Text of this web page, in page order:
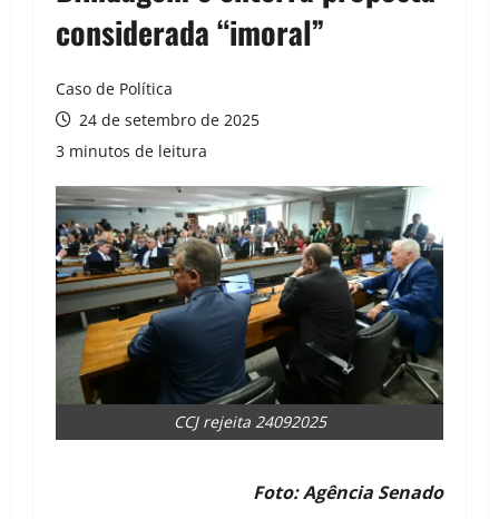
considerada “imoral”
Caso de Política
24 de setembro de 2025
3 minutos de leitura
CCJ rejeita 24092025
Foto: Agência Senado